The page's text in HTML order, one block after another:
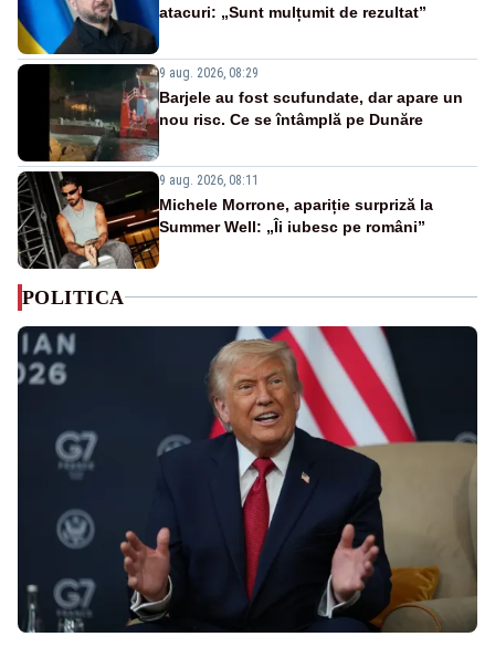
atacuri: „Sunt mulțumit de rezultat”
9 aug. 2026, 08:29
Barjele au fost scufundate, dar apare un
nou risc. Ce se întâmplă pe Dunăre
9 aug. 2026, 08:11
Michele Morrone, apariție surpriză la
Summer Well: „Îi iubesc pe români”
POLITICA